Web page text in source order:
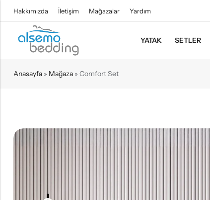
Hakkımızda İletişim Mağazalar Yardım
YATAK SETLER
Anasayfa » Mağaza » Comfort Set